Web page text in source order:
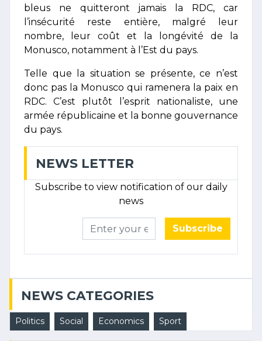
bleus ne quitteront jamais la RDC, car
l’insécurité reste entière, malgré leur
nombre, leur coût et la longévité de la
Monusco, notamment à l’Est du pays.
Telle que la situation se présente, ce n’est
donc pas la Monusco qui ramenera la paix en
RDC. C’est plutôt l’esprit nationaliste, une
armée républicaine et la bonne gouvernance
du pays.
NEWS LETTER
Subscribe to view notification of our daily
news
Subscribe
NEWS CATEGORIES
Politics Social Economics Sport